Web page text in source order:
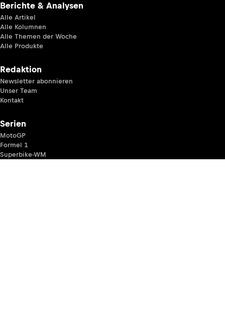
Berichte & Analysen
Alle Artikel
Alle Kolumnen
Alle Themen der Woche
Alle Produkte
Redaktion
Newsletter abonnieren
Unser Team
Kontakt
Serien
MotoGP
Formel 1
Superbike-WM